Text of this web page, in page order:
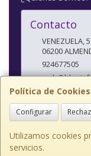
Política de
Configurar
Utilizamos cookies
servicios.
Contacto
VENEZUELA,
06200
924677505
Horario
10 a 14 Y 17 a